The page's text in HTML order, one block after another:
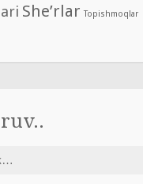
She’rlar Topishmoqlar